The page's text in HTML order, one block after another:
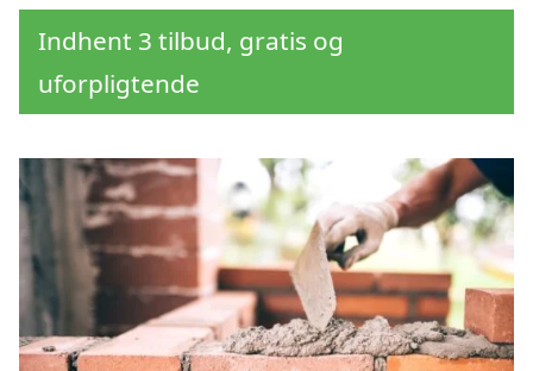
Indhent 3 tilbud, gratis og
uforpligtende